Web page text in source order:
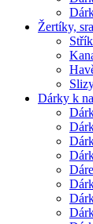
Žertíky,
Dárky k